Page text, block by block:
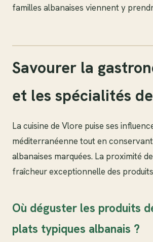
familles albanaises viennent y
Savourer la
et les spécialités
La cuisine de Vlore puise ses
méditerranéenne tout en
albanaises marquées. La proximité
fraîcheur exceptionnelle des
Où déguster les produits
plats typiques albanais ?